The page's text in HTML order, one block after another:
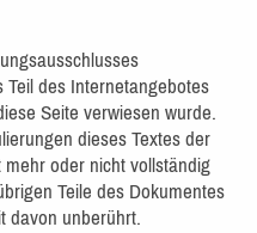
Teil des Internetangebotes
Seite verwiesen wurde.
dieses Textes der
oder nicht vollständig
Teile des Dokumentes
davon unberührt.